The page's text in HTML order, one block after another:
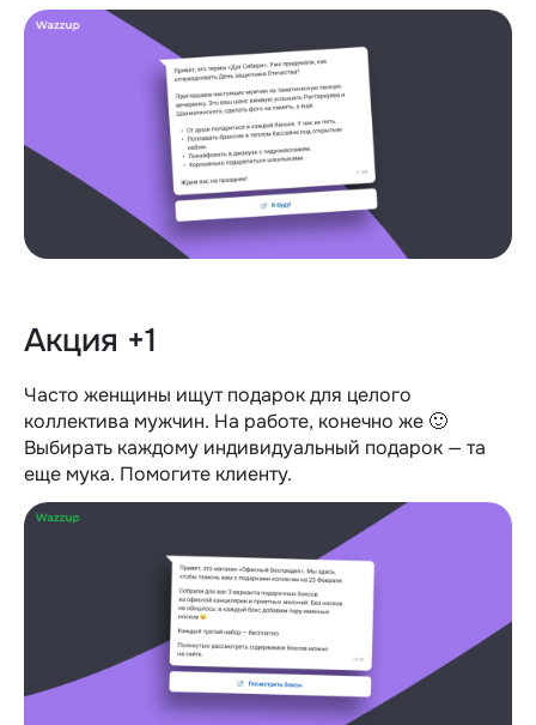
Акция +1
Часто женщины ищут подарок для целого
коллектива мужчин. На работе, конечно же 🙂
Выбирать каждому индивидуальный подарок — та
еще мука. Помогите клиенту.